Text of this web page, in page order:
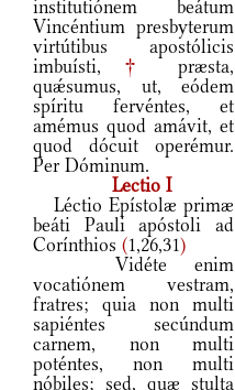
institutiónem beátum
Vincéntium presbyterum
virtútibus apostólicis
imbuísti, †
præsta,
quǽsumus, ut, eódem
spíritu fervéntes, et
amémus quod amávit, et
quod dócuit operémur.
Per Dóminum.
Lectio I
Léctio Epístolæ primæ
beáti Pauli apóstoli ad
Corínthios (1,26,31)
Vidéte enim
vocatiónem vestram,
fratres; quia non multi
sapiéntes secúndum
carnem, non multi
poténtes, non multi
nóbiles; sed, quæ stulta